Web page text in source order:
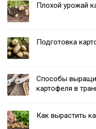
Плохой урожай
Подготовка
Способы
картофеля в
Как вырастить